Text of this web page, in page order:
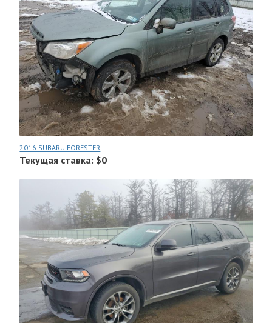
2016 SUBARU FORESTER
Текущая ставка: $0